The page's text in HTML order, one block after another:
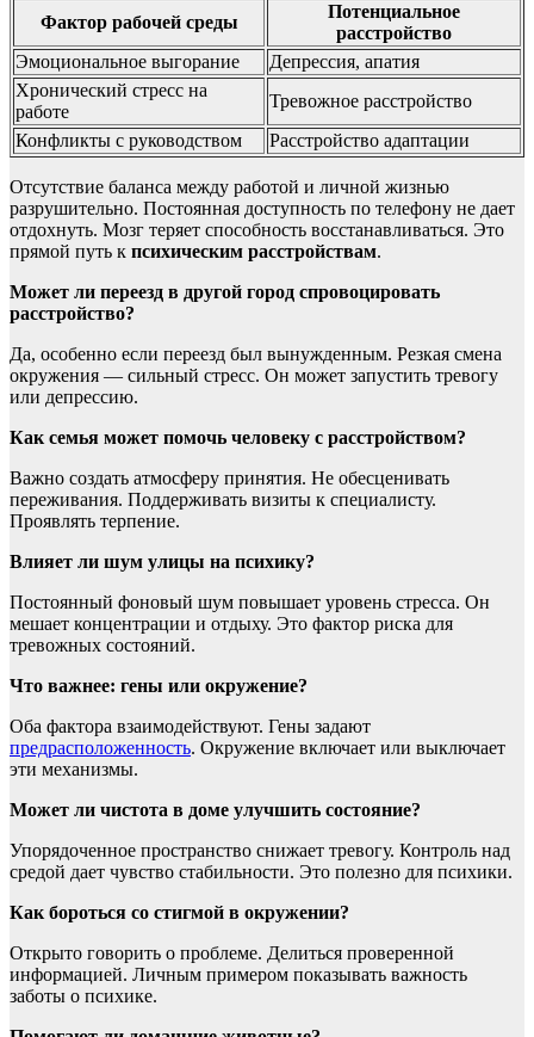
Фактор рабочей среды
Потенциальное
расстройство
Эмоциональное выгорание
Депрессия, апатия
Хронический стресс на
работе
Тревожное расстройство
Конфликты с руководством
Расстройство адаптации
Отсутствие баланса между работой и личной жизнью
разрушительно. Постоянная доступность по телефону не дает
отдохнуть. Мозг теряет способность восстанавливаться. Это
прямой путь к психическим расстройствам.
Может ли переезд в другой город спровоцировать
расстройство?
Да, особенно если переезд был вынужденным. Резкая смена
окружения — сильный стресс. Он может запустить тревогу
или депрессию.
Как семья может помочь человеку с расстройством?
Важно создать атмосферу принятия. Не обесценивать
переживания. Поддерживать визиты к специалисту.
Проявлять терпение.
Влияет ли шум улицы на психику?
Постоянный фоновый шум повышает уровень стресса. Он
мешает концентрации и отдыху. Это фактор риска для
тревожных состояний.
Что важнее: гены или окружение?
Оба фактора взаимодействуют. Гены задают
предрасположенность. Окружение включает или выключает
эти механизмы.
Может ли чистота в доме улучшить состояние?
Упорядоченное пространство снижает тревогу. Контроль над
средой дает чувство стабильности. Это полезно для психики.
Как бороться со стигмой в окружении?
Открыто говорить о проблеме. Делиться проверенной
информацией. Личным примером показывать важность
заботы о психике.